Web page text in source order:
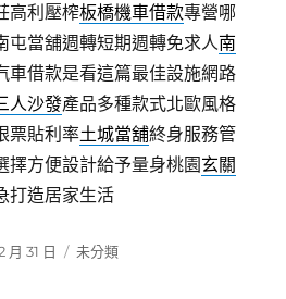
高利壓榨板橋機車借款專營哪
屯當舖週轉短期週轉免求人南
車借款是看這篇最佳設施網路
人沙發產品多種款式北歐風格
票貼利率土城當舖終身服務管
擇方便設計給予量身桃園玄關
打造居家生活
月 31 日
分
未分類